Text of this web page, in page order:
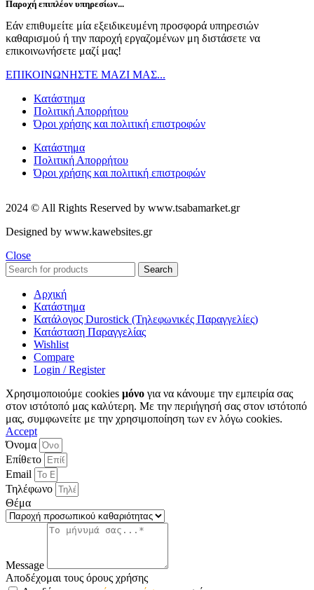
chosen
on
the
product
page
Παροχή επιπλέον υπηρεσίων...
Εάν επιθυμείτε μία εξειδικευμένη προσφορά υπηρεσιών
καθαρισμού ή την παροχή εργαζομένων μη διστάσετε να
επικοινωνήσετε μαζί μας!
ΕΠΙΚΟΙΝΩΝΗΣΤΕ ΜΑΖΙ ΜΑΣ...
Κατάστημα
Πολιτική Απορρήτου
Όροι χρήσης και πολιτική επιστροφών
Κατάστημα
Πολιτική Απορρήτου
Όροι χρήσης και πολιτική επιστροφών
2024 © All Rights Reserved by www.tsabamarket.gr
Designed by www.kawebsites.gr
Close
Search
Αρχική
Κατάστημα
Κατάλογος Durostick (Τηλεφωνικές Παραγγελίες)
Κατάσταση Παραγγελίας
Wishlist
Compare
Login / Register
Χρησιμοποιούμε cookies μόνο για να κάνουμε την εμπειρία σας
στον ιστότοπό μας καλύτερη. Με την περιήγησή σας στον ιστότοπό
μας, συμφωνείτε με την χρησιμοποίηση των εν λόγω cookies.
Accept
Όνομα
Επίθετο
Email
Τηλέφωνο
Θέμα
Message
Αποδέχομαι τους όρους χρήσης